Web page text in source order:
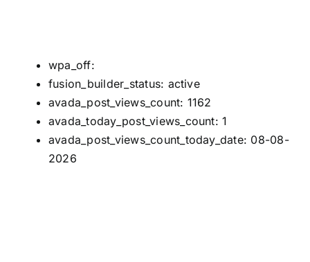
wpa_off:
fusion_builder_status: active
avada_post_views_count: 1162
avada_today_post_views_count: 1
avada_post_views_count_today_date: 08-08-
2026